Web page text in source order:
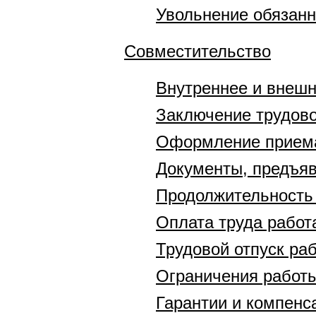
Увольнение
Совместительство
Внутреннее и
Заключение
Оформление
Документы,
Оплата труда
Трудовой отпуск
Ограничения
Гарантии и